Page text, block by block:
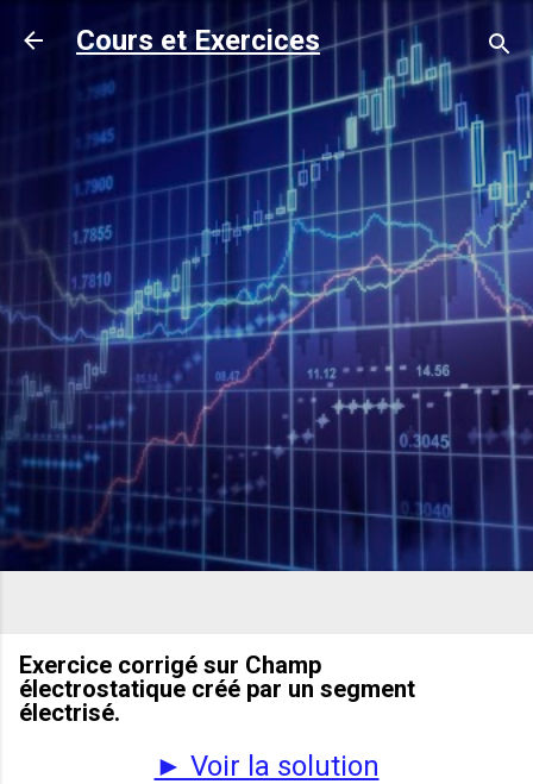
Accéder au contenu principal
Cours et Exercices
Exercice corrigé sur Champ
électrostatique créé par un segment
électrisé.
► Voir la solution